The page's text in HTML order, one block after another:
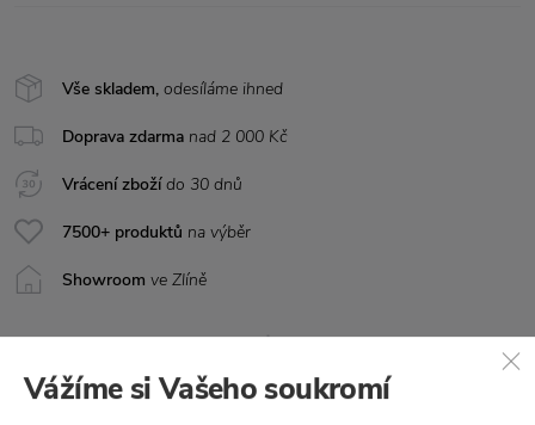
Vše skladem, odesíláme ihned
Doprava zdarma nad 2 000 Kč
Vrácení zbožído 30 dnů
7500+ produktů na výběr
Showroom ve Zlíně
Vážíme si Vašeho soukromí